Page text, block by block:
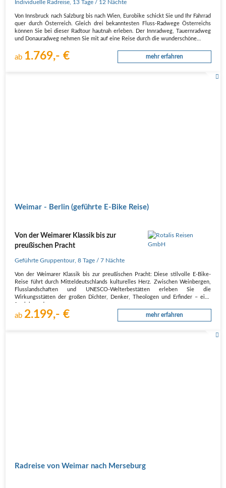
Individuelle Radreise 13 Tage / 12 Nächte
Von Innsbruck nach Salzburg bis nach Wien, Eurobike schickt Sie und Ihr Fahrrad
quer durch Österreich. Gleich drei bekanntesten Fluss-Radwege Österreichs
können Sie bei dieser Radtour hautnah erleben. Der Innradweg, Tauernradweg
und Donauradweg nehmen Sie mit auf eine Reise durch die wunderschöne…
ab 1.769,- € mehr erfahren
Weimar - Berlin (geführte E-Bike Reise)
Von der Weimarer Klassik bis zur
preußischen Pracht
Geführte Gruppentour,8 Tage / 7 Nächte
Von der Weimarer Klassik bis zur preußischen Pracht: Diese stilvolle E-Bike-
Reise führt durch Mitteldeutschlands kulturelles Herz. Zwischen Weinbergen,
Flusslandschaften und UNESCO-Welterbestätten erleben Sie die
Wirkungsstätten der großen Dichter, Denker, Theologen und Erfinder – eine
ab2.199,- € mehr erfahren
Radreise von Weimar nach Merseburg